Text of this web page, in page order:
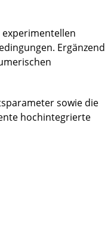
Ergänzend
sowie die
hochintegrierte